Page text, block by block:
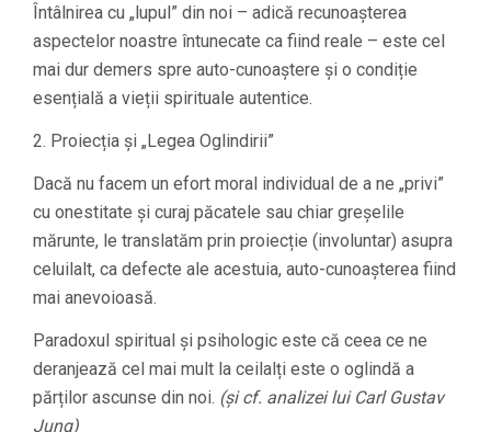
Întâlnirea cu „lupul” din noi – adică recunoașterea
aspectelor noastre întunecate ca fiind reale – este cel
mai dur demers spre auto-cunoaștere și o condiție
esențială a vieții spirituale autentice.
2. Proiecția și „Legea Oglindirii”
Dacă nu facem un efort moral individual de a ne „privi”
cu onestitate și curaj păcatele sau chiar greșelile
mărunte, le translatăm prin proiecție (involuntar) asupra
celuilalt, ca defecte ale acestuia, auto-cunoașterea fiind
mai anevoioasă.
Paradoxul spiritual și psihologic este că ceea ce ne
deranjează cel mai mult la ceilalți este o oglindă a
părților ascunse din noi. (și cf. analizei lui Carl Gustav
Jung)